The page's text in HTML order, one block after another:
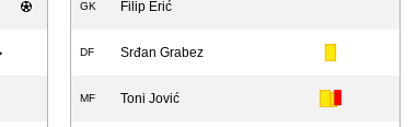
GK Filip Erić
DF Srđan Grabez
MF Toni Jović